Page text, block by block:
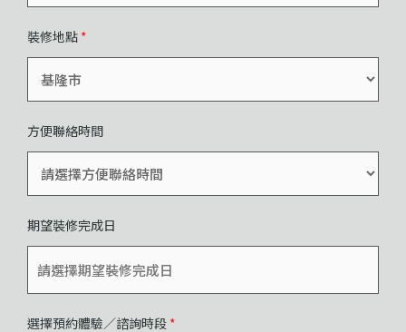
裝修地點 *
方便聯絡時間
期望裝修完成日
選擇預約體驗／諮詢時段 *